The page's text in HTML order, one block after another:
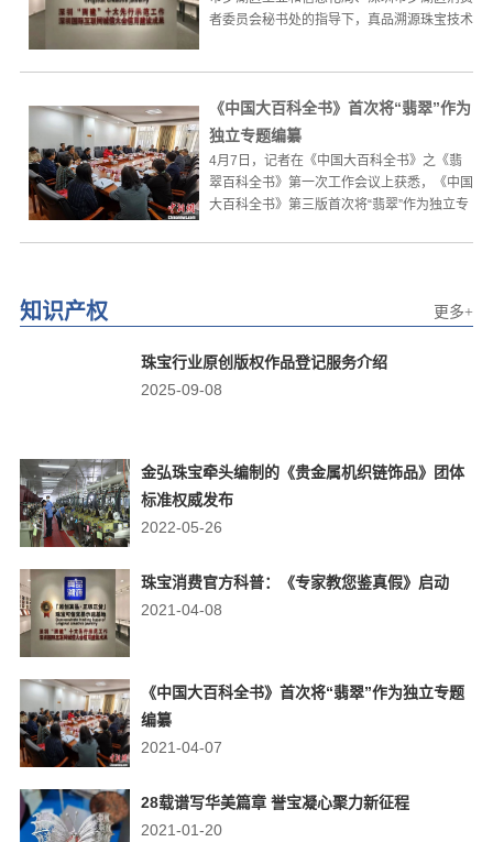
者委员会秘书处的指导下，真品溯源珠宝技术
《中国大百科全书》首次将“翡翠”作为
独立专题编纂
4月7日，记者在《中国大百科全书》之《翡
翠百科全书》第一次工作会议上获悉，《中国
大百科全书》第三版首次将“翡翠”作为独立专
知识产权 更多+
珠宝行业原创版权作品登记服务介绍
2025-09-08
金弘珠宝牵头编制的《贵金属机织链饰品》团体
标准权威发布
2022-05-26
珠宝消费官方科普：《专家教您鉴真假》启动
2021-04-08
《中国大百科全书》首次将“翡翠”作为独立专题
编纂
2021-04-07
28载谱写华美篇章 誉宝凝心聚力新征程
2021-01-20